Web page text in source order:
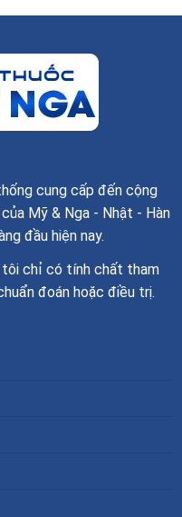
cung cấp đến cộng
Mỹ & Nga - Nhật - Hàn
đầu hiện nay.
tôi chỉ có tính chất tham
đoán hoặc điều trị.